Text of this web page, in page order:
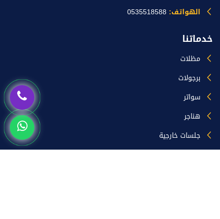
الهواتف: 0535518588
خدماتنا
مظلات
برجولات
سواتر
هناجر
جلسات خارجية